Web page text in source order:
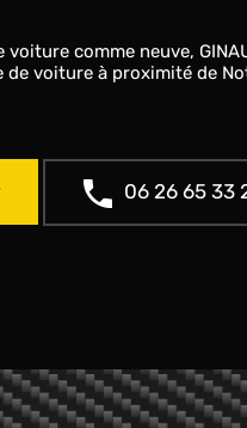
comme neuve,
voiture à proximité de
06 26 65 33